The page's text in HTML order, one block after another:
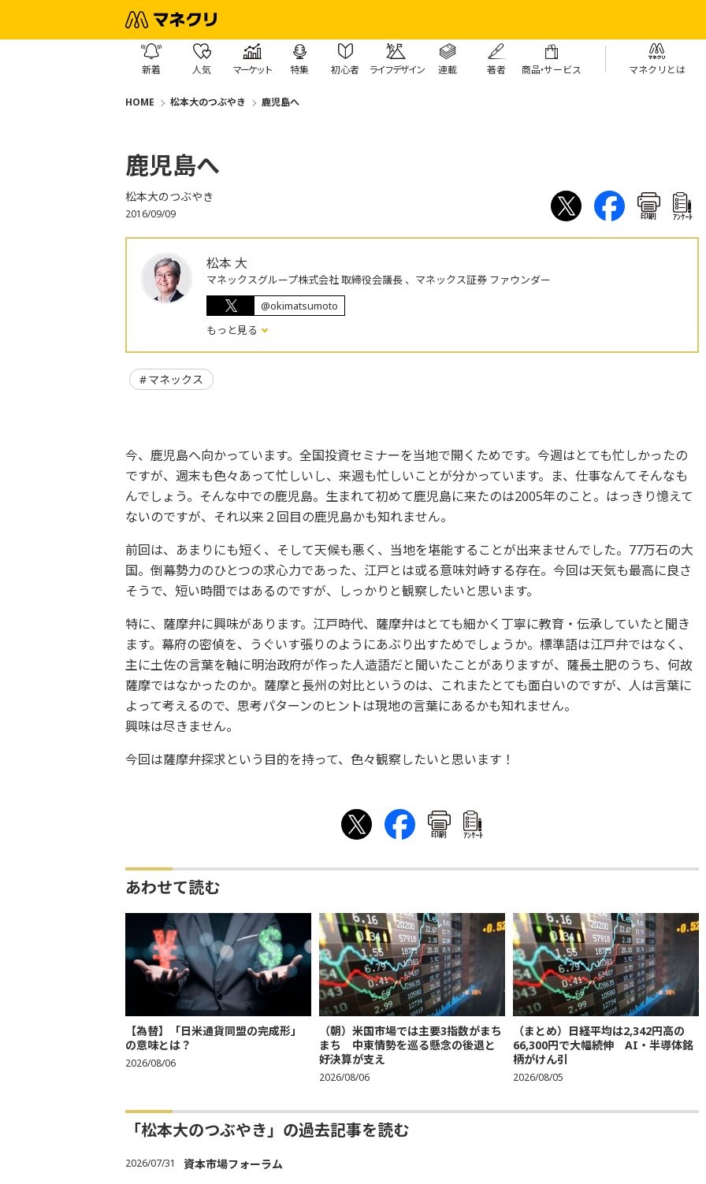
新着 人気 マーケット 特集 初心者 ライフデザイン 連載 著者 商品・サービス マネクリとは
HOME 松本大のつぶやき 鹿児島へ
鹿児島へ
松本大のつぶやき
2016/09/09 印刷 ｱﾝｹｰﾄ
松本 大
マネックスグループ株式会社 取締役会議長 、マネックス証券 ファウンダー
@okimatsumoto
もっと見る
マネックス
今、鹿児島へ向かっています。全国投資セミナーを当地で開くためです。今週はとても忙しかったの
ですが、週末も色々あって忙しいし、来週も忙しいことが分かっています。ま、仕事なんてそんなも
んでしょう。そんな中での鹿児島。生まれて初めて鹿児島に来たのは2005年のこと。はっきり憶えて
ないのですが、それ以来２回目の鹿児島かも知れません。
前回は、あまりにも短く、そして天候も悪く、当地を堪能することが出来ませんでした。77万石の大
国。倒幕勢力のひとつの求心力であった、江戸とは或る意味対峙する存在。今回は天気も最高に良さ
そうで、短い時間ではあるのですが、しっかりと観察したいと思います。
特に、薩摩弁に興味があります。江戸時代、薩摩弁はとても細かく丁寧に教育・伝承していたと聞き
ます。幕府の密偵を、うぐいす張りのようにあぶり出すためでしょうか。標準語は江戸弁ではなく、
主に土佐の言葉を軸に明治政府が作った人造語だと聞いたことがありますが、薩長土肥のうち、何故
薩摩ではなかったのか。薩摩と長州の対比というのは、これまたとても面白いのですが、人は言葉に
よって考えるので、思考パターンのヒントは現地の言葉にあるかも知れません。
興味は尽きません。
今回は薩摩弁探求という目的を持って、色々観察したいと思います！
印刷 ｱﾝｹｰﾄ
あわせて読む
【為替】「日米通貨同盟の完成形」
の意味とは？
2026/08/06
（朝）米国市場では主要3指数がまち
まち 中東情勢を巡る懸念の後退と
好決算が支え
2026/08/06
（まとめ）日経平均は2,342円高の
66,300円で大幅続伸 AI・半導体銘
柄がけん引
2026/08/05
「松本大のつぶやき」の過去記事を読む
2026/07/31 資本市場フォーラム